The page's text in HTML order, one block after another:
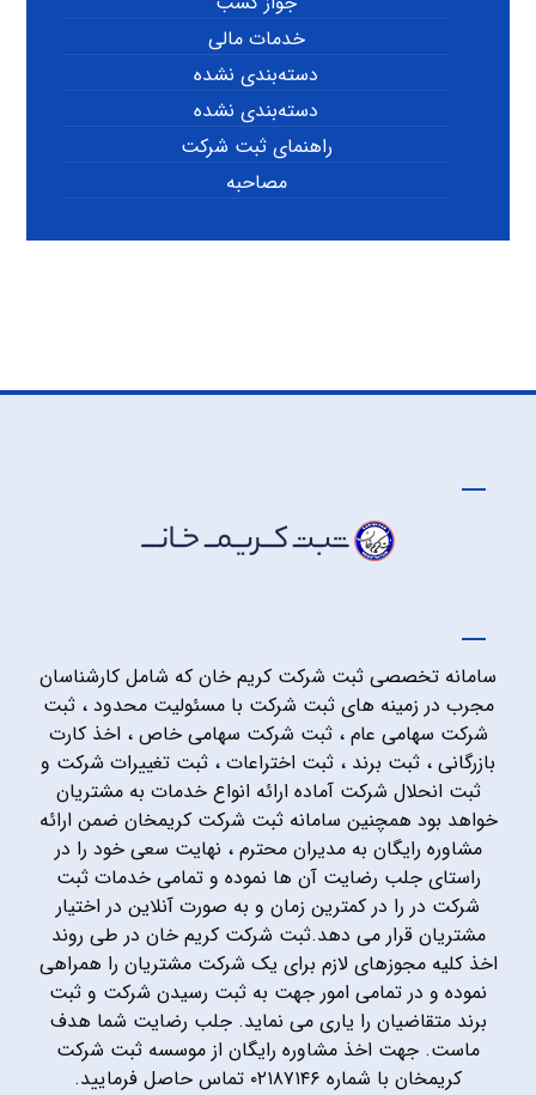
خدمات مالی
دسته‌بندی نشده
دسته‌بندی نشده
راهنمای ثبت شرکت
مصاحبه
سامانه تخصصی ثبت شرکت کریم خان که شامل کارشناسان
مجرب در زمینه های ثبت شرکت با مسئولیت محدود ، ثبت
شرکت سهامی عام ، ثبت شرکت سهامی خاص ، اخذ کارت
بازرگانی ، ثبت برند ، ثبت اختراعات ، ثبت تغییرات شرکت و
ثبت انحلال شرکت آماده ارائه انواع خدمات به مشتریان
خواهد بود همچنین سامانه ثبت شرکت کریمخان ضمن ارائه
مشاوره رایگان به مدیران محترم ، نهایت سعی خود را در
راستای جلب رضایت آن ها نموده و تمامی خدمات ثبت
شرکت در را در کمترین زمان و به صورت آنلاین در اختیار
مشتریان قرار می دهد.ثبت شرکت کریم خان در طی روند
اخذ کلیه مجوزهای لازم برای یک شرکت مشتریان را همراهی
نموده و در تمامی امور جهت به ثبت رسیدن شرکت و ثبت
برند متقاضیان را یاری می نماید. جلب رضایت شما هدف
ماست. جهت اخذ مشاوره رایگان از موسسه ثبت شرکت
کریمخان با شماره ۰۲۱۸۷۱۴۶ تماس حاصل فرمایید.